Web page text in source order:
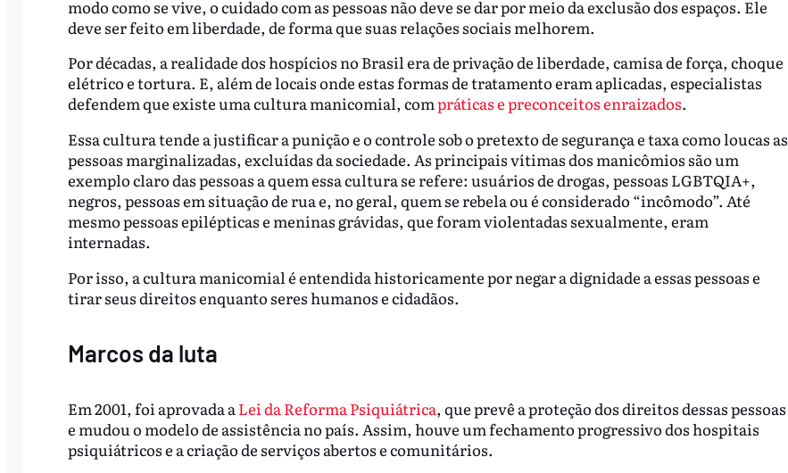
modo como se vive, o cuidado com as pessoas não deve se dar por meio da exclusão dos espaços. Ele
deve ser feito em liberdade, de forma que suas relações sociais melhorem.
Por décadas, a realidade dos hospícios no Brasil era de privação de liberdade, camisa de força, choque
elétrico e tortura. E, além de locais onde estas formas de tratamento eram aplicadas, especialistas
defendem que existe uma cultura manicomial, compráticas e preconceitos enraizados.
Essa cultura tende a justificar a punição e o controle sob o pretexto de segurança e taxa como loucas as
pessoas marginalizadas, excluídas da sociedade. As principais vítimas dos manicômios são um
exemplo claro das pessoas a quem essa cultura se refere: usuários de drogas, pessoas LGBTQIA+,
negros, pessoas em situação de rua e, no geral, quem se rebela ou é considerado “incômodo”. Até
mesmo pessoas epilépticas e meninas grávidas, que foram violentadas sexualmente, eram
internadas.
Por isso, a cultura manicomial é entendida historicamente por negar a dignidade a essas pessoas e
tirar seus direitos enquanto seres humanos e cidadãos.
Marcos da luta
Em 2001, foi aprovada aLei da Reforma Psiquiátrica, que prevê a proteção dos direitos dessas pessoas
e mudou o modelo de assistência no país. Assim, houve um fechamento progressivo dos hospitais
psiquiátricos e a criação de serviços abertos e comunitários.